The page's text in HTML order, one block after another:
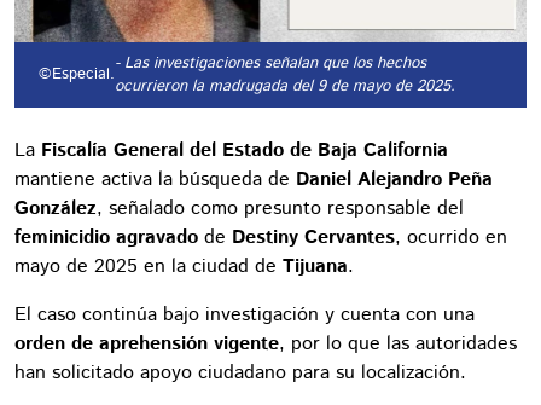
©Especial.- Las investigaciones señalan que los hechos
ocurrieron la madrugada del 9 de mayo de 2025.
La Fiscalía General del Estado de Baja California
mantiene activa la búsqueda de Daniel Alejandro Peña
González, señalado como presunto responsable del
feminicidio agravado de Destiny Cervantes, ocurrido en
mayo de 2025 en la ciudad de Tijuana.
El caso continúa bajo investigación y cuenta con una
orden de aprehensión vigente, por lo que las autoridades
han solicitado apoyo ciudadano para su localización.